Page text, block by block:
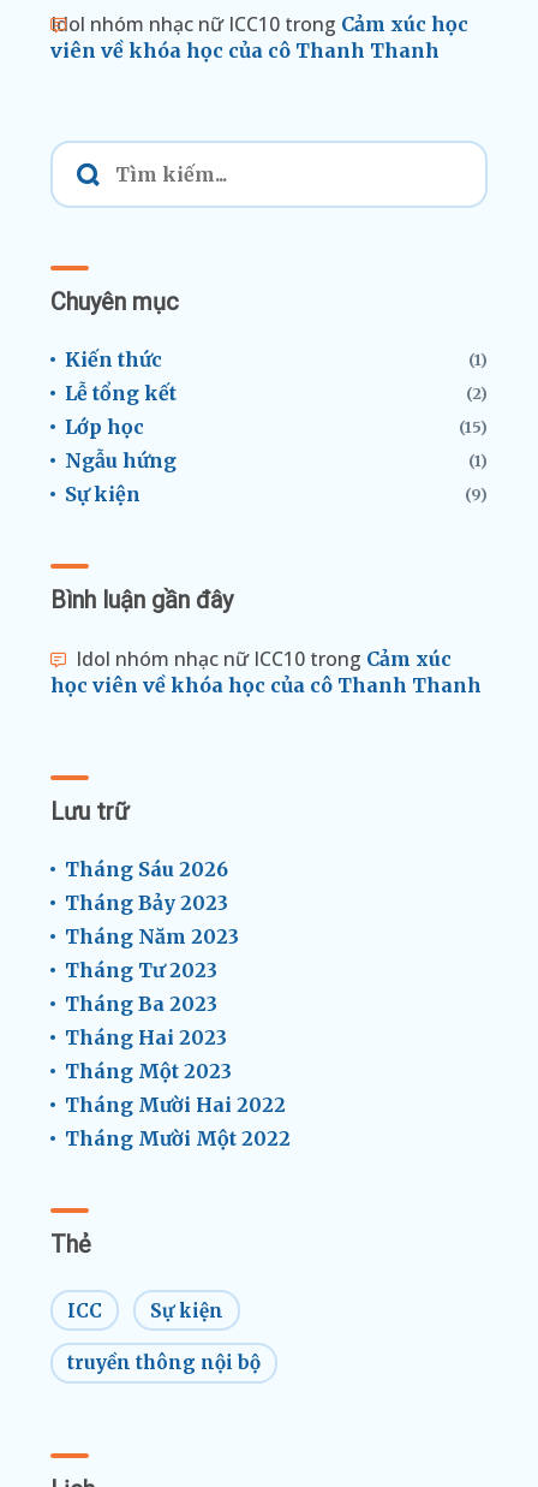
Idol nhóm nhạc nữ ICC10 trong Cảm xúc học
viên về khóa học của cô Thanh Thanh
Chuyên mục
Kiến thức (1)
Lễ tổng kết (2)
Lớp học (15)
Ngẫu hứng (1)
Sự kiện (9)
Bình luận gần đây
Idol nhóm nhạc nữ ICC10 trong Cảm xúc
học viên về khóa học của cô Thanh Thanh
Lưu trữ
Tháng Sáu 2026
Tháng Bảy 2023
Tháng Năm 2023
Tháng Tư 2023
Tháng Ba 2023
Tháng Hai 2023
Tháng Một 2023
Tháng Mười Hai 2022
Tháng Mười Một 2022
Thẻ
ICC Sự kiện
truyền thông nội bộ